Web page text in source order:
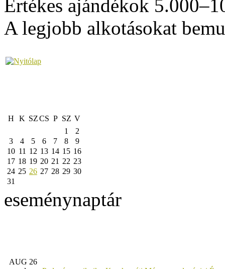
Értékes ajándékok
A legjobb alkotásokat
H K SZCS P SZ V
1
2
3
4 5 6 7 8
9
10 11 12 13 14 15 16
17 18 19 20 21 22 23
24 25 26 27 28 29 30
31
eseménynaptár
AUG 26